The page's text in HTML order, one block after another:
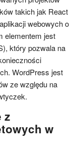
takich jak React
webowych o
elementem jest
który pozwala na
WordPress jest
ze względu na
z
w